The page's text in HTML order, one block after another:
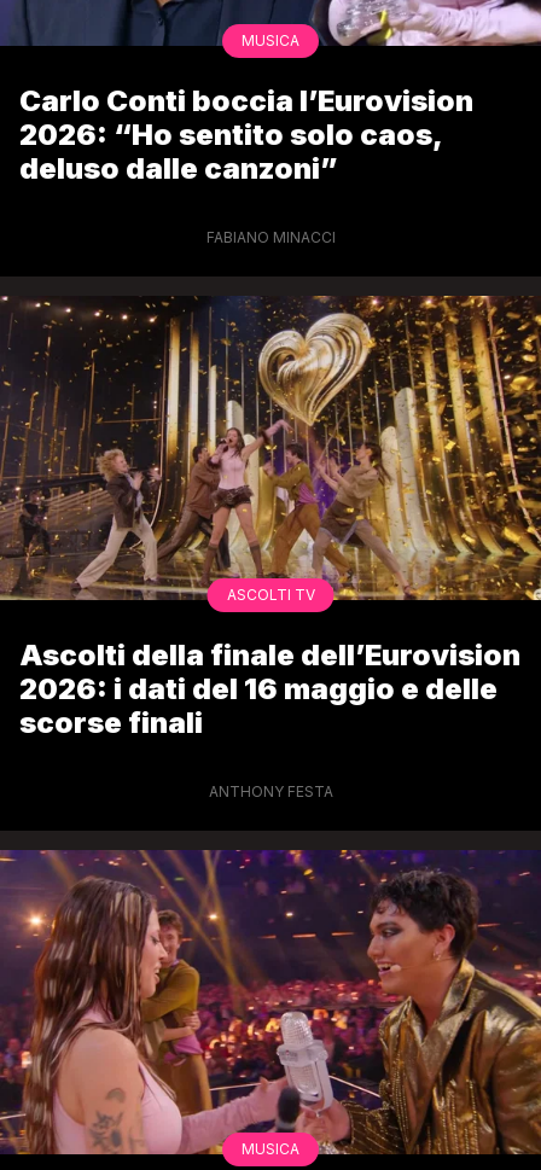
MUSICA
Carlo Conti boccia l’Eurovision
2026: “Ho sentito solo caos,
deluso dalle canzoni”
FABIANO MINACCI
ASCOLTI TV
Ascolti della finale dell’Eurovision
2026: i dati del 16 maggio e delle
scorse finali
ANTHONY FESTA
MUSICA